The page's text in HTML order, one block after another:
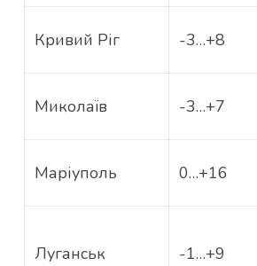
Кривий Ріг -3…+8
Миколаїв -3…+7
Маріуполь 0…+16
Луганськ -1…+9